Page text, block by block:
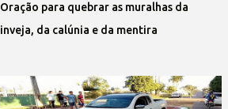
Oração para quebrar as muralhas da
inveja, da calúnia e da mentira